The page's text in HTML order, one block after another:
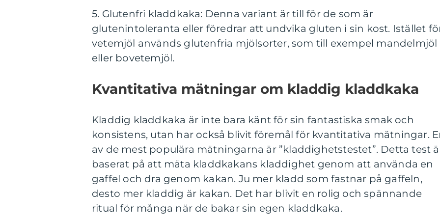
5. Glutenfri kladdkaka: Denna variant är till för de som är
glutenintoleranta eller föredrar att undvika gluten i sin kost. Istället
vetemjöl används glutenfria mjölsorter, som till exempel mandelmjöl
eller bovetemjöl.
Kvantitativa mätningar om kladdig kladdkaka
Kladdig kladdkaka är inte bara känt för sin fantastiska smak och
konsistens, utan har också blivit föremål för kvantitativa mätningar.
av de mest populära mätningarna är ”kladdighetstestet”. Detta test
baserat på att mäta kladdkakans kladdighet genom att använda en
gaffel och dra genom kakan. Ju mer kladd som fastnar på gaffeln,
desto mer kladdig är kakan. Det har blivit en rolig och spännande
ritual för många när de bakar sin egen kladdkaka.